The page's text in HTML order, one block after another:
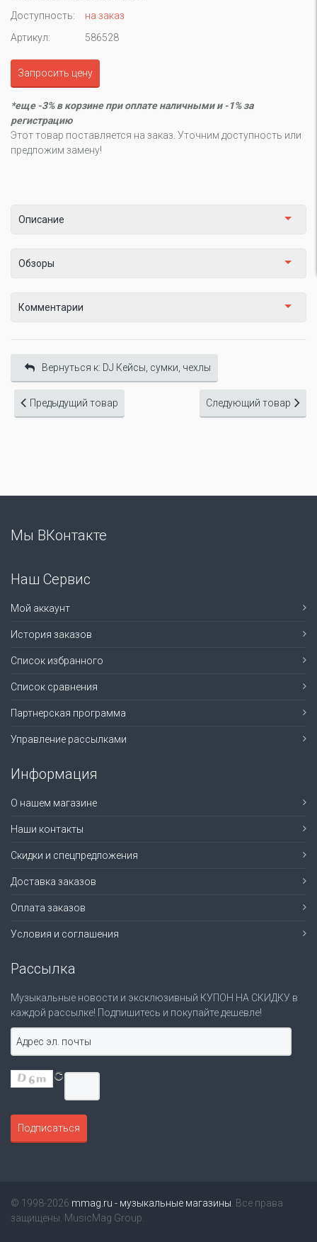
Доступность:
на заказ
Артикул:
586528
Запросить цену
*еще -3% в корзине при оплате наличными и -1% за
регистрацию
Этот товар поставляется на заказ. Уточним доступность или
предложим замену!
Описание
Обзоры
Комментарии
Вернуться к: DJ Кейсы, сумки, чехлы
Предыдущий товар Следующий товар
Мы ВКонтакте
Наш Сервис
Мой аккаунт
История заказов
Список избранного
Список сравнения
Партнерская программа
Управление рассылками
Информация
О нашем магазине
Наши контакты
Скидки и спецпредложения
Доставка заказов
Оплата заказов
Условия и соглашения
Рассылка
Музыкальные новости и эксклюзивный КУПОН НА СКИДКУ в
каждой рассылке! Подпишитесь и покупайте дешевле!
© 1998-2026 mmag.ru - музыкальные магазины . Все права
защищены. MusicMag Group.